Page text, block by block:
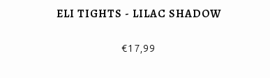
ELI TIGHTS - LILAC SHADOW
€17,99